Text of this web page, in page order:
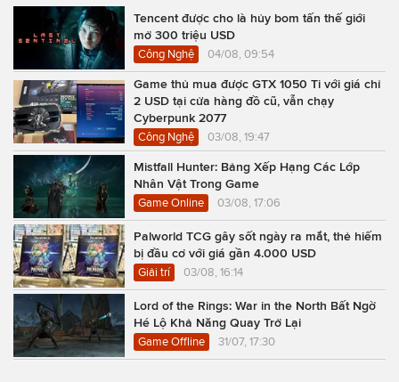
Tencent được cho là hủy bom tấn thế giới
mở 300 triệu USD
Công Nghệ 04/08, 09:54
Game thủ mua được GTX 1050 Ti với giá chỉ
2 USD tại cửa hàng đồ cũ, vẫn chạy
Cyberpunk 2077
Công Nghệ 03/08, 19:47
Mistfall Hunter: Bảng Xếp Hạng Các Lớp
Nhân Vật Trong Game
Game Online 03/08, 17:06
Palworld TCG gây sốt ngày ra mắt, thẻ hiếm
bị đầu cơ với giá gần 4.000 USD
Giải trí 03/08, 16:14
Lord of the Rings: War in the North Bất Ngờ
Hé Lộ Khả Năng Quay Trở Lại
Game Offline 31/07, 17:30